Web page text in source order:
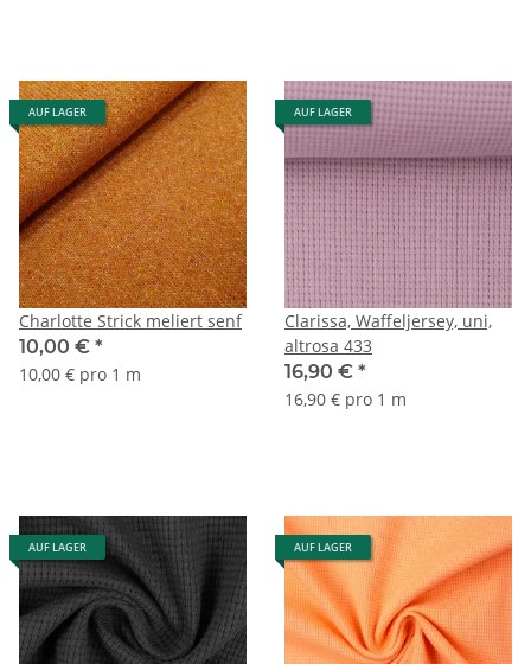
AUF LAGER
Charlotte Strick meliert senf
10,00 € *
10,00 € pro 1 m
AUF LAGER
Clarissa, Waffeljersey, uni,
altrosa 433
16,90 € *
16,90 € pro 1 m
AUF LAGER AUF LAGER